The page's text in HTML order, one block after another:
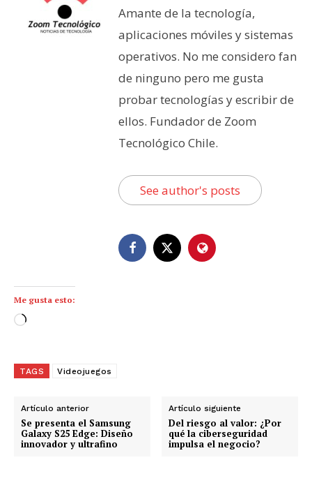
Amante de la tecnología,
aplicaciones móviles y sistemas
operativos. No me considero fan
de ninguno pero me gusta
probar tecnologías y escribir de
ellos. Fundador de Zoom
Tecnológico Chile.
See author's posts
Me gusta esto:
C
g
n
d
o
TAGS Videojuegos
Artículo anterior
Se presenta el Samsung
Galaxy S25 Edge: Diseño
innovador y ultrafino
Artículo siguiente
Del riesgo al valor: ¿Por
qué la ciberseguridad
impulsa el negocio?